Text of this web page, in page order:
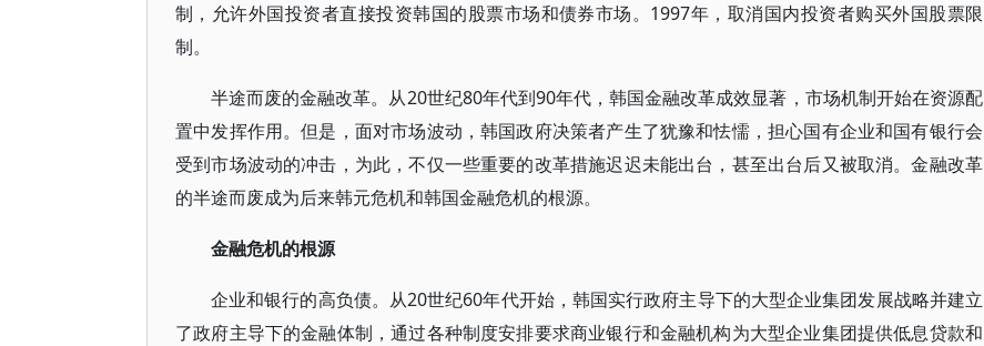
制，允许外国投资者直接投资韩国的股票市场和债券市场。1997年，取消国内投资者购买外国股票限
制。
半途而废的金融改革。从20世纪80年代到90年代，韩国金融改革成效显著，市场机制开始在资源配
置中发挥作用。但是，面对市场波动，韩国政府决策者产生了犹豫和怯懦，担心国有企业和国有银行会
受到市场波动的冲击，为此，不仅一些重要的改革措施迟迟未能出台，甚至出台后又被取消。金融改革
的半途而废成为后来韩元危机和韩国金融危机的根源。
金融危机的根源
企业和银行的高负债。从20世纪60年代开始，韩国实行政府主导下的大型企业集团发展战略并建立
了政府主导下的金融体制，通过各种制度安排要求商业银行和金融机构为大型企业集团提供低息贷款和